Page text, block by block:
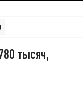
тысяч,